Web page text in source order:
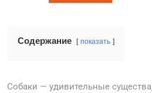
Содержание показать
Собаки — удивительные